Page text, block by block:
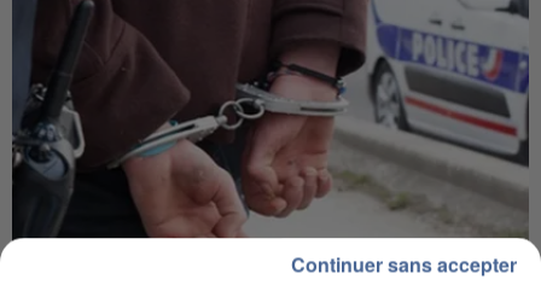
Continuer sans accepter